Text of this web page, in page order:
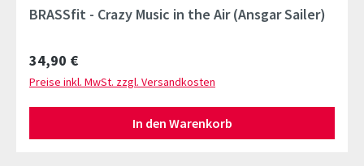
BRASSfit - Crazy Music in the Air (Ansgar Sailer)
Regulärer Preis:
34,90 €
Preise inkl. MwSt. zzgl. Versandkosten
In den Warenkorb